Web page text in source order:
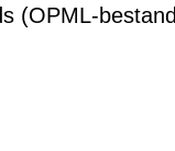
(OPML-